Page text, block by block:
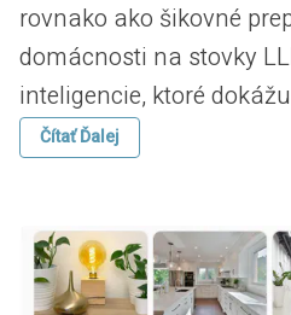
rovnako ako šikovné
domácnosti na stovky
inteligencie, ktoré
Čítať Ďalej